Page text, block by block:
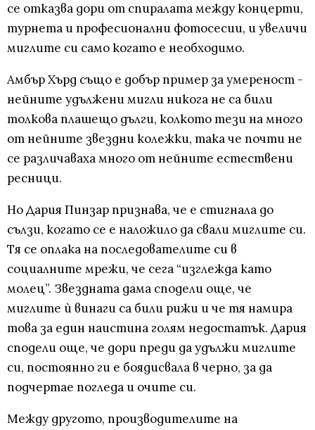
се отказва дори от спиралата между концерти,
турнета и професионални фотосесии, и увеличи
миглите си само когато е необходимо.
Амбър Хърд също е добър пример за умереност -
нейните удължени мигли никога не са били
толкова плашещо дълги, колкото тези на много
от нейните звездни колежки, така че почти не
се различаваха много от нейните естествени
ресници.
Но Дария Пинзар признава, че е стигнала до
сълзи, когато се е наложило да свали миглите си.
Тя се оплака на последователите си в
социалните мрежи, че сега “изглежда като
молец”. Звездната дама сподели още, че
миглите ѝ винаги са били рижи и че тя намира
това за един наистина голям недостатък. Дария
сподели още, че дори преди да удължи миглите
си, постоянно ги е боядисвала в черно, за да
подчертае погледа и очите си.
Между другото, производителите на